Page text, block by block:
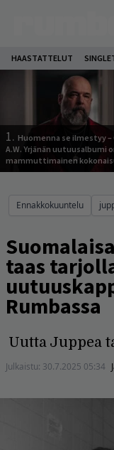
HAASTATTELUT
1. Huomenna se ilmestyy
A.W. Yrjänän uutuusalbumi
mammuttimainen
Ennakkokuuntelu
taas
Rumbassa
Uutta Juppea
Julkaistu: 30.7.2025 05:34